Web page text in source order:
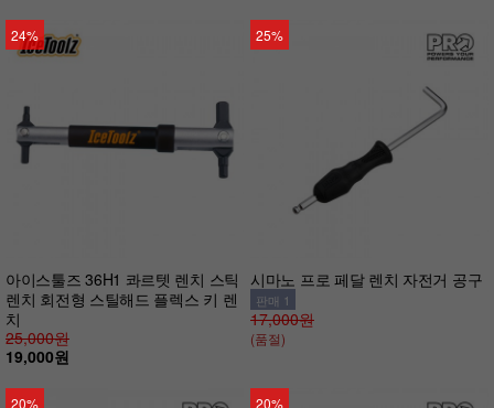
24%
아이스툴즈 36H1 콰르텟 렌치 스틱
렌치 회전형 스틸해드 플렉스 키 렌
치
25,000원
19,000원
25%
시마노 프로 페달 렌치 자전거 공구
판매 1
17,000원
(품절)
20% 20%